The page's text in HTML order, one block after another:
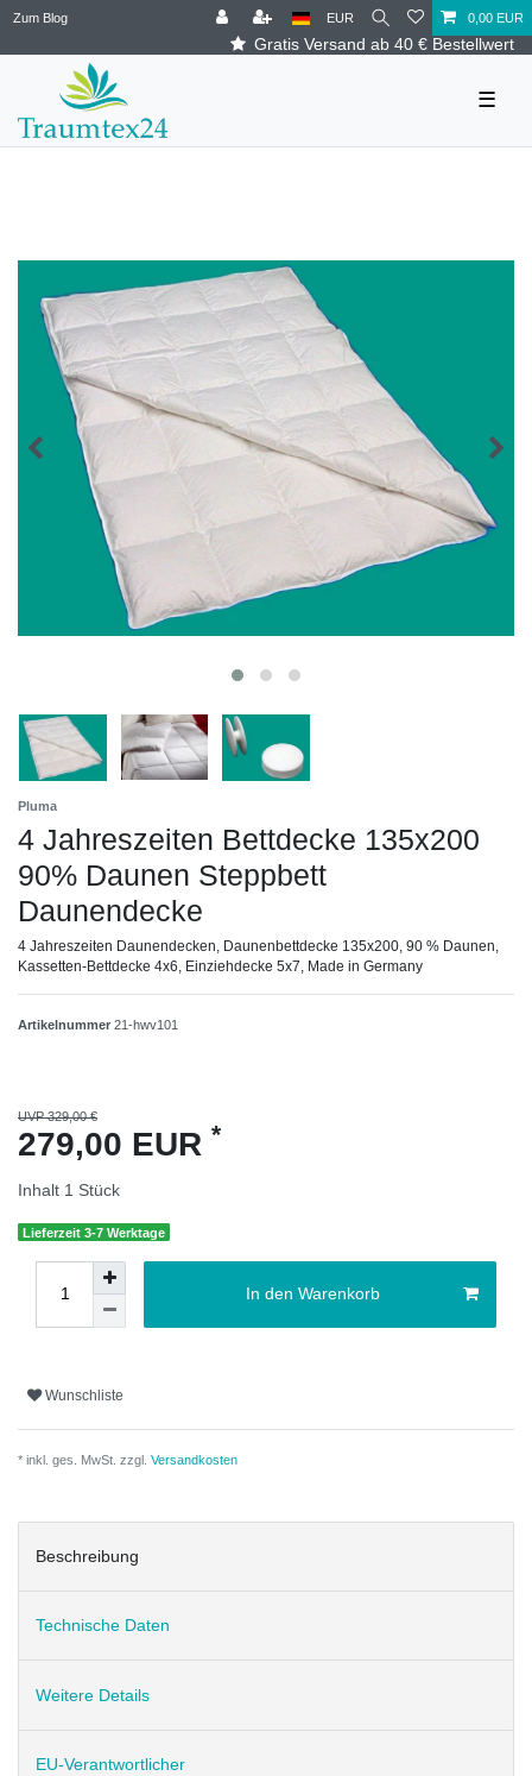
Zum Blog
Gratis Versand ab 40 € Bestellwert
EUR 0,00 EUR
☰
Pluma
4 Jahreszeiten Bettdecke 135x200
90% Daunen Steppbett
Daunendecke
4 Jahreszeiten Daunendecken, Daunenbettdecke 135x200, 90 % Daunen,
Kassetten-Bettdecke 4x6, Einziehdecke 5x7, Made in Germany
Artikelnummer 21-hwv101
UVP 329,00 €
279,00 EUR *
Inhalt 1 Stück
Lieferzeit 3-7 Werktage
In den Warenkorb
Wunschliste
* inkl. ges. MwSt. zzgl. Versandkosten
Beschreibung
Technische Daten
Weitere Details
EU-Verantwortlicher